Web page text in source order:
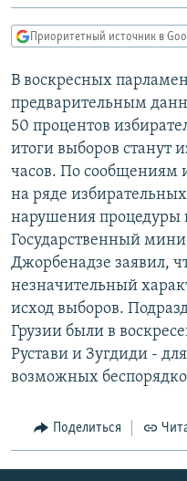
поиску
СЕВЕР.РЕАЛИИ
РАСПИСАНИЕ ВЕЩАНИЯ
ПОДПИШИТЕСЬ НА
СОЦИАЛЬНЫЕ СЕТИ
Все сайты РСЕ/РС
Приоритетный источник в
В воскресных
предварительным
50 процентов
итоги выборов станут
часов. По сообщениям
на ряде
нарушения процедуры
Государственный
Джорбенадзе заявил,
незначительный
исход выборов.
Грузии были в
Рустави и Зугдиди -
возможных
Поделиться